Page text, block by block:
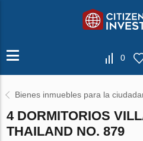
0
Bienes inmuebles para la
4 DORMITORIOS
THAILAND NO. 879